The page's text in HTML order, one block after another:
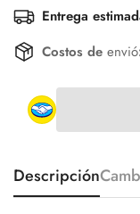
Entrega
Costos de envió
Descripción